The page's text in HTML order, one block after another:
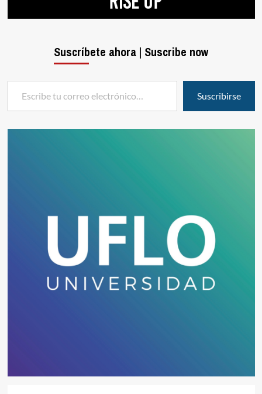
Suscríbete ahora | Suscribe now
Escribe tu correo electrónico…
Suscribirse